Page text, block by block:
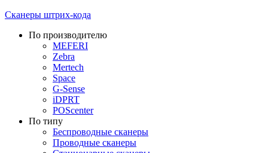
Сканеры штрих-кода
По производителю
MEFERI
Zebra
Mertech
Space
G-Sense
iDPRT
POScenter
По типу
Беспроводные сканеры
Проводные сканеры